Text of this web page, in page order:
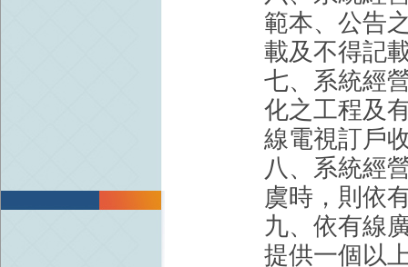
範本、公告
載及不得記
七、系統經
化之工程及
線電視訂戶
八、系統經
虞時，則依
九、依有線
提供一個以